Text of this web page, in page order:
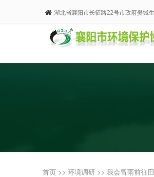
湖北省襄阳市长征路22号市政府樊城
首页 >> 环境调研 >> 我会冒雨前往